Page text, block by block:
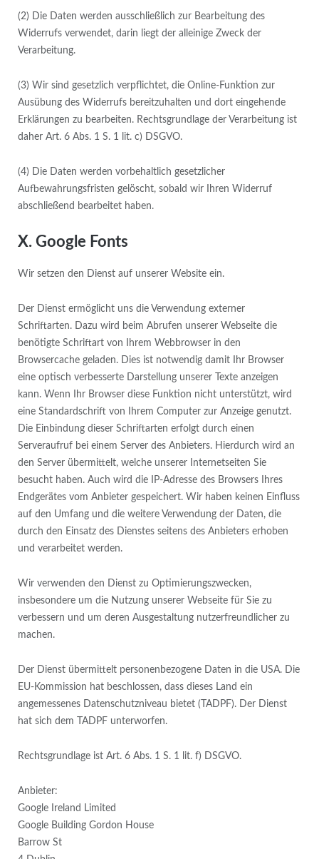
(2) Die Daten werden ausschließlich zur Bearbeitung des
Widerrufs verwendet, darin liegt der alleinige Zweck der
Verarbeitung.
(3) Wir sind gesetzlich verpflichtet, die Online-Funktion zur
Ausübung des Widerrufs bereitzuhalten und dort eingehende
Erklärungen zu bearbeiten. Rechtsgrundlage der Verarbeitung ist
daher Art. 6 Abs. 1 S. 1 lit. c) DSGVO.
(4) Die Daten werden vorbehaltlich gesetzlicher
Aufbewahrungsfristen gelöscht, sobald wir Ihren Widerruf
abschließend bearbeitet haben.
X. Google Fonts
Wir setzen den Dienst auf unserer Website ein.
Der Dienst ermöglicht uns die Verwendung externer
Schriftarten. Dazu wird beim Abrufen unserer Webseite die
benötigte Schriftart von Ihrem Webbrowser in den
Browsercache geladen. Dies ist notwendig damit Ihr Browser
eine optisch verbesserte Darstellung unserer Texte anzeigen
kann. Wenn Ihr Browser diese Funktion nicht unterstützt, wird
eine Standardschrift von Ihrem Computer zur Anzeige genutzt.
Die Einbindung dieser Schriftarten erfolgt durch einen
Serveraufruf bei einem Server des Anbieters. Hierdurch wird an
den Server übermittelt, welche unserer Internetseiten Sie
besucht haben. Auch wird die IP-Adresse des Browsers Ihres
Endgerätes vom Anbieter gespeichert. Wir haben keinen Einfluss
auf den Umfang und die weitere Verwendung der Daten, die
durch den Einsatz des Dienstes seitens des Anbieters erhoben
und verarbeitet werden.
Wir verwenden den Dienst zu Optimierungszwecken,
insbesondere um die Nutzung unserer Webseite für Sie zu
verbessern und um deren Ausgestaltung nutzerfreundlicher zu
machen.
Der Dienst übermittelt personenbezogene Daten in die USA. Die
EU-Kommission hat beschlossen, dass dieses Land ein
angemessenes Datenschutzniveau bietet (TADPF). Der Dienst
hat sich dem TADPF unterworfen.
Rechtsgrundlage ist Art. 6 Abs. 1 S. 1 lit. f) DSGVO.
Anbieter:
Google Ireland Limited
Google Building Gordon House
Barrow St